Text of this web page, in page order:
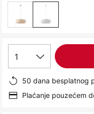
1
50 dana besplatnog
Plaćanje pouzećem